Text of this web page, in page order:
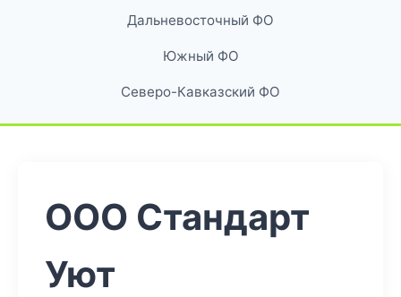
Дальневосточный ФО
Южный ФО
Северо-Кавказский ФО
ООО Стандарт
Уют